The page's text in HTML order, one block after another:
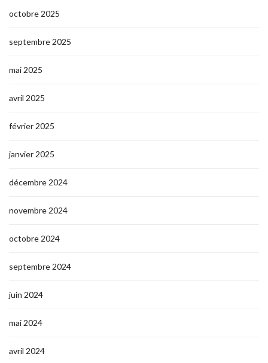
octobre 2025
septembre 2025
mai 2025
avril 2025
février 2025
janvier 2025
décembre 2024
novembre 2024
octobre 2024
septembre 2024
juin 2024
mai 2024
avril 2024